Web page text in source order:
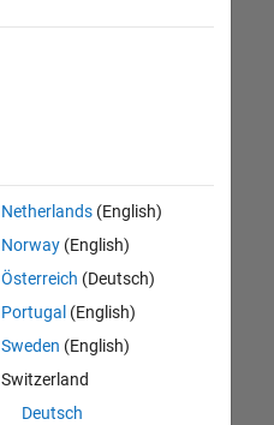
Netherlands(English)
Norway(English)
Österreich (Deutsch)
Portugal (English)
Sweden (English)
Switzerland
Deutsch